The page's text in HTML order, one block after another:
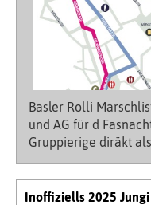
Basler Rolli
und AG für d
Gruppierige diräkt
Inoffiziells 2025 Jungi